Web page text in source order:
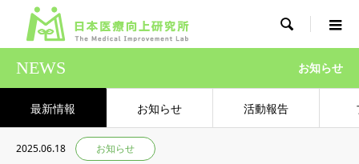

NEWS お知らせ
最新情報 お知らせ 活動報告
2025.06.18 お知らせ